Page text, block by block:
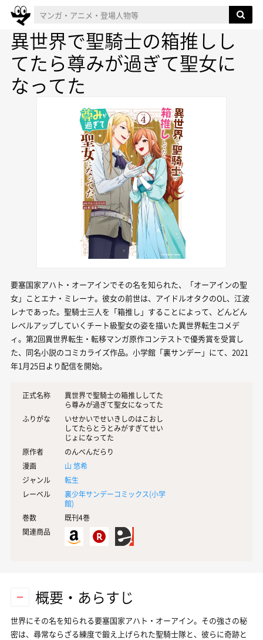
異世界で聖騎士の箱推しし
てたら尊みが過ぎて聖女に
なってた
要塞国家アハト・オーアインでその名を知られた、「オーアインの聖
女」ことエナ・ミレーナ。彼女の前世は、アイドルオタクのOL、江波
レナであった。聖騎士三人を「箱推し」することによって、どんどん
レベルアップしていくチート級聖女の姿を描いた異世界転生コメデ
ィ。第2回異世界転生・転移マンガ原作コンテストで優秀賞を受賞し
た、同名小説のコミカライズ作品。小学館「裏サンデー」にて、2021
年1月25日より配信を開始。
正式名称
異世界で聖騎士の箱推ししてた
ら尊みが過ぎて聖女になってた
ふりがな
いせかいでせいきしのはこおし
してたらとうとみがすぎてせい
じょになってた
原作者
のんべんだらり
漫画
山 悠希
ジャンル
転生
レーベル
裏少年サンデーコミックス(小学
館)
巻数
既刊4巻
関連商品
概要・あらすじ
世界にその名を知られる要塞国家アハト・オーアイン。その強さの秘
密は、尋常ならざる練度で鍛え上げられた聖騎士隊と、彼らに奇跡と